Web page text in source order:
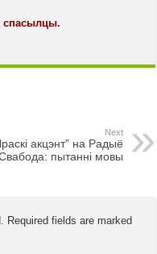
спасылцы.
Next
акцэнт” на Радыё
пытанні мовы
Required fields are marked